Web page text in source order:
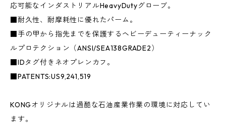
応可能なインダストリアルHeavyDutyグローブ。
■耐久性、耐摩耗性に優れたパーム。
■手の甲から指先までを保護するヘビーデューティーナック
ルプロテクション（ANSI/SEA138GRADE2）
■IDタグ付きネオプレンカフ。
■PATENTS:US9,241,519
KONGオリジナルは過酷な石油産業作業の環境に対応してい
ます。